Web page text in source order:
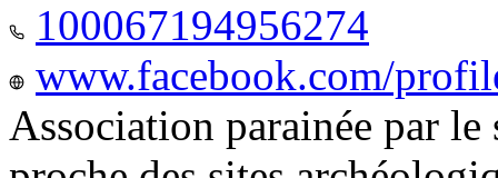
100067194956274
www.facebook.com/
Association parainée par